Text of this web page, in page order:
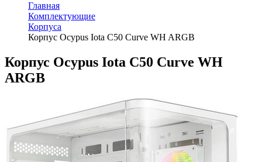
Главная
Комплектующие
Корпуса
Корпус Ocypus Iota C50 Curve WH ARGB
Корпус Ocypus Iota C50 Curve WH
ARGB